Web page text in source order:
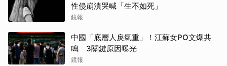
性侵崩潰哭喊「生不如死」
鏡報
中國「底層人戾氣重」！江蘇女PO文爆共
鳴 3關鍵原因曝光
鏡報